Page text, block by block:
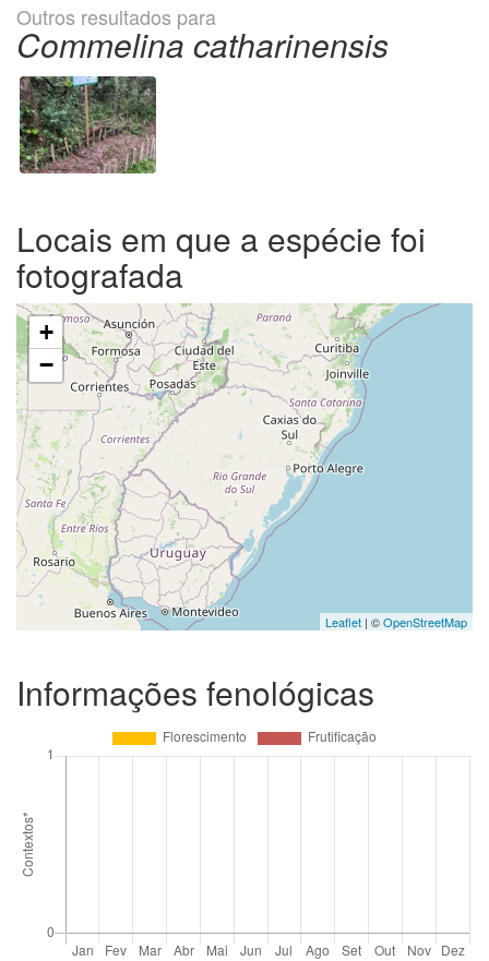
Outros resultados para
Commelina catharinensis
Locais em que a espécie foi
fotografada
+
−
Leaflet | ©OpenStreetMap
Informações fenológicas